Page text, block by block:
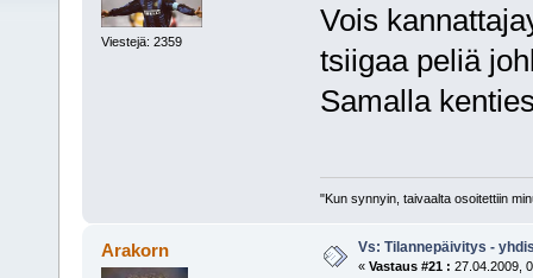
Viestejä: 2359
Vois
tsiigaa peliä
Samalla
"Kun synnyin, taivaalta osoitettiin
Arakorn Vs: Tilannepäivitys -
« Vastaus #21 : 27.04.2009,